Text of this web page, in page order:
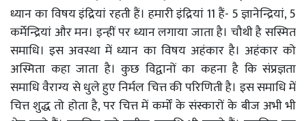
ध्यान का विषय इंद्रियां रहती हैं। हमारी इंद्रियां 11 हैं- 5 ज्ञानेन्द्रियां, 5
कर्मेन्द्रियां और मन। इन्हीं पर ध्यान लगाया जाता है। चौथी है सस्मित
समाधि। इस अवस्था में ध्यान का विषय अहंकार है। अहंकार को
अस्मिता कहा जाता है। कुछ विद्वानों का कहना है कि संप्रज्ञता
समाधि वैराग्य से धुले हुए निर्मल चित्त की परिणिती है। इस समाधि में
चित्त शुद्ध तो होता है, पर चित्त में कर्मों के संस्कारों के बीज अभी भी